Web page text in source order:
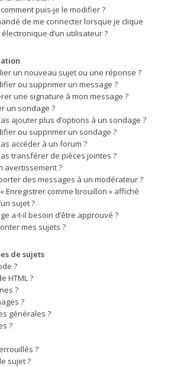
puis-je le modifier ?
de me connecter lorsque je clique
d’un utilisateur ?
un nouveau sujet ou une réponse ?
ou supprimer un message ?
une signature à mon message ?
un sondage ?
ajouter plus d’options à un sondage ?
ou supprimer un sondage ?
accéder à un forum ?
transférer de pièces jointes ?
avertissement ?
des messages à un modérateur ?
Enregistrer comme brouillon » affiché
sujet ?
a-t-il besoin d’être approuvé ?
mes sujets ?
de sujets
?
HTML ?
?
?
générales ?
?
?
sujet ?